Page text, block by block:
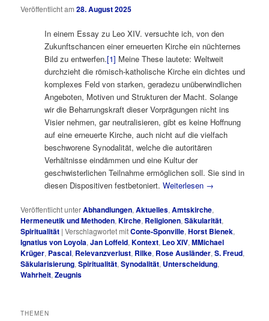
Veröffentlicht am28. August 2025
In einem Essay zu Leo XIV. versuchte ich, von den
Zukunftschancen einer erneuerten Kirche ein nüchternes
Bild zu entwerfen.[1] Meine These lautete: Weltweit
durchzieht die römisch-katholische Kirche ein dichtes und
komplexes Feld von starken, geradezu unüberwindlichen
Angeboten, Motiven und Strukturen der Macht. Solange
wir die Beharrungskraft dieser Vorprägungen nicht ins
Visier nehmen, gar neutralisieren, gibt es keine Hoffnung
auf eine erneuerte Kirche, auch nicht auf die vielfach
beschworene Synodalität, welche die autoritären
Verhältnisse eindämmen und eine Kultur der
geschwisterlichen Teilnahme ermöglichen soll. Sie sind in
diesen Dispositiven festbetoniert.Weiterlesen →
Veröffentlicht unterAbhandlungen,Aktuelles,Amtskirche,
Hermeneutik und Methoden,Kirche, Religionen,Säkularität,
Spiritualität |Verschlagwortet mitConte-Sponville,Horst Bienek,
Ignatius von Loyola,Jan Loffeld,Kontext, Leo XIV,MMichael
Krüger, Pascal, Relevanzverlust, Rilke, Rose Ausländer,S. Freud,
Säkularisierung,Spiritualität,Synodalität, Unterscheidung,
Wahrheit,Zeugnis
THEMEN